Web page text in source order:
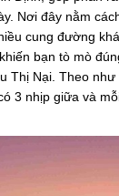
Nơi đây nằm
cung đường
bạn tò mò
Thị Nại. Theo
3 nhịp giữa và